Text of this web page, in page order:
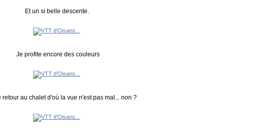
Et un si belle descente.
Je profite encore des couleurs
retour au chalet d'où la vue n'est pas mal... non ?